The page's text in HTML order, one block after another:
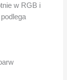
w RGB i